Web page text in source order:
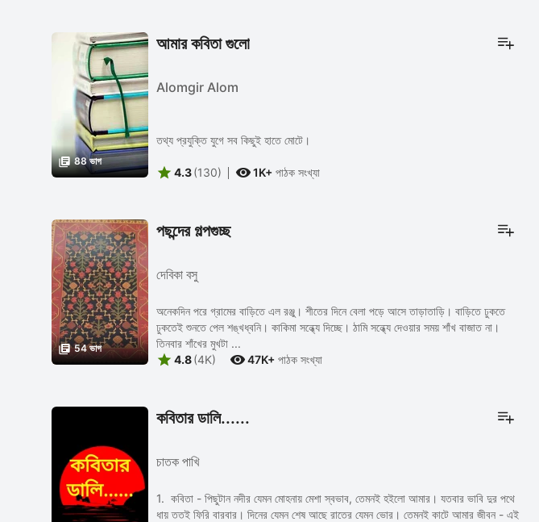
 88 ভাগ
আমার কবিতা গুলো
Alomgir Alom
তথ্য প্রযুক্তি যুগে সব কিছুই হাতে মোটে।
 4.3(130) 1K+ পাঠক সংখ্যা
 54 ভাগ
পছন্দের গল্পগুচ্ছ
দেবিকা বসু
অনেকদিন পরে গ্রামের বাড়িতে এল রঞ্জু। শীতের দিনে বেলা পড়ে আসে তাড়াতাড়ি। বাড়িতে ঢুকতে
ঢুকতেই শুনতে পেল শঙ্খধ্বনি। কাকিমা সন্ধ্যে দিচ্ছে। ঠামি সন্ধ্যে দেওয়ার সময় শাঁখ বাজাত না।
তিনবার শাঁখের মুখটা ...
 4.8(4K) 47K+ পাঠক সংখ্যা
কবিতার ডালি......
চাতক পাখি
1. কবিতা - পিছুটান নদীর যেমন মোহনায় মেশা স্বভাব, তেমনই হইলো আমার। যতবার ভাবি দুর পথে
ধায় ততই ফিরি বারবার। দিনের যেমন শেষ আছে রাতের যেমন ভোর। তেমনই কাটে আমার জীবন - এই